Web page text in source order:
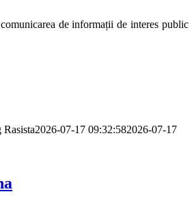
de informații de interes public
Rasista2026-07-17 09:32:582026-07-17